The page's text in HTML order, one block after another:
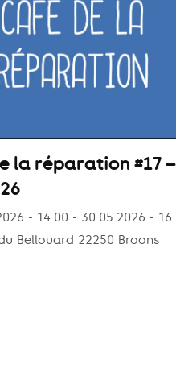
la réparation #17 –
- 14:00 - 30.05.2026 -
Bellouard 22250 Broons